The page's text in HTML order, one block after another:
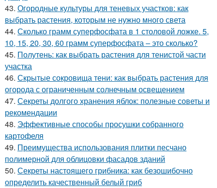
43. Огородные культуры для теневых участков: как
выбрать растения, которым не нужно много света
44. Сколько грамм суперфосфата в 1 столовой ложке. 5,
10, 15, 20, 30, 60 грамм суперфосфата – это сколько?
45. Полутень: как выбрать растения для тенистой части
участка
46. Скрытые сокровища тени: как выбрать растения для
огорода с ограниченным солнечным освещением
47. Секреты долгого хранения яблок: полезные советы и
рекомендации
48. Эффективные способы просушки собранного
картофеля
49. Преимущества использования плитки песчано
полимерной для облицовки фасадов зданий
50. Секреты настоящего грибника: как безошибочно
определить качественный белый гриб